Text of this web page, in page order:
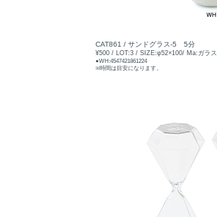
CAT861 / サンドグラス-5 5分
¥500 / LOT:3 / SIZE:φ52×100/ Ma:ガラス
●WH:4547421861224
※時間は目安になります。